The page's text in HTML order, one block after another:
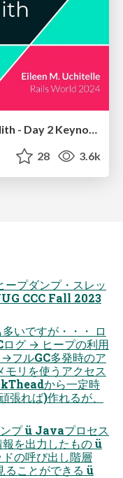
The Myth of the Modular Monolith - Day 2 Keynote - Rails World 2024
28 3.6k
ープダンプ・スレッ
CCC Fall 2023
いですが・・・ ロ
グ → ヒープの利⽤
フルGC多発時のア
モリを使うアクセス
から⼀定時
張れば)作れるが、
プ ü Javaプロセス
を出⼒したもの ü
の呼び出し階層
ることができる ü